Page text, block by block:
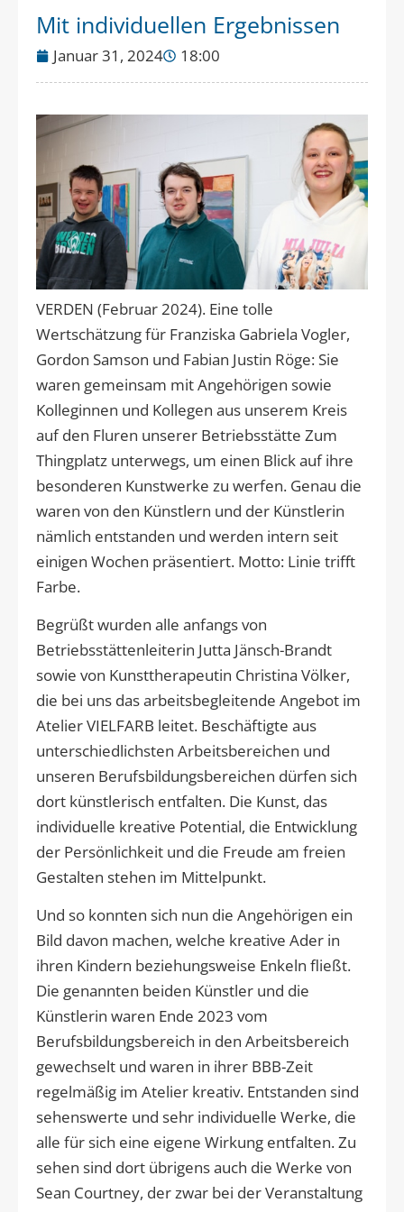
Mit individuellen Ergebnissen
Januar 31, 2024 18:00
VERDEN (Februar 2024). Eine tolle
Wertschätzung für Franziska Gabriela Vogler,
Gordon Samson und Fabian Justin Röge: Sie
waren gemeinsam mit Angehörigen sowie
Kolleginnen und Kollegen aus unserem Kreis
auf den Fluren unserer Betriebsstätte Zum
Thingplatz unterwegs, um einen Blick auf ihre
besonderen Kunstwerke zu werfen. Genau die
waren von den Künstlern und der Künstlerin
nämlich entstanden und werden intern seit
einigen Wochen präsentiert. Motto: Linie trifft
Farbe.
Begrüßt wurden alle anfangs von
Betriebsstättenleiterin Jutta Jänsch-Brandt
sowie von Kunsttherapeutin Christina Völker,
die bei uns das arbeitsbegleitende Angebot im
Atelier VIELFARB leitet. Beschäftigte aus
unterschiedlichsten Arbeitsbereichen und
unseren Berufsbildungsbereichen dürfen sich
dort künstlerisch entfalten. Die Kunst, das
individuelle kreative Potential, die Entwicklung
der Persönlichkeit und die Freude am freien
Gestalten stehen im Mittelpunkt.
Und so konnten sich nun die Angehörigen ein
Bild davon machen, welche kreative Ader in
ihren Kindern beziehungsweise Enkeln fließt.
Die genannten beiden Künstler und die
Künstlerin waren Ende 2023 vom
Berufsbildungsbereich in den Arbeitsbereich
gewechselt und waren in ihrer BBB-Zeit
regelmäßig im Atelier kreativ. Entstanden sind
sehenswerte und sehr individuelle Werke, die
alle für sich eine eigene Wirkung entfalten. Zu
sehen sind dort übrigens auch die Werke von
Sean Courtney, der zwar bei der Veranstaltung